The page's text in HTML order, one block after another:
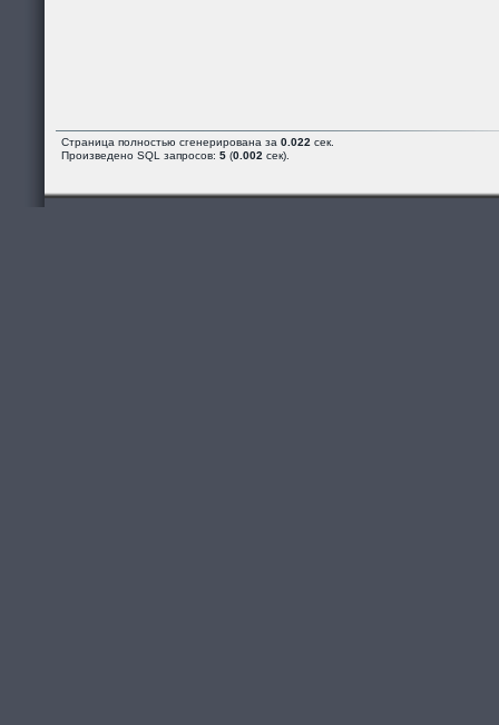
Страница полностью сгенерирована за 0.022 сек.
Произведено SQL запросов: 5 (0.002 сек).